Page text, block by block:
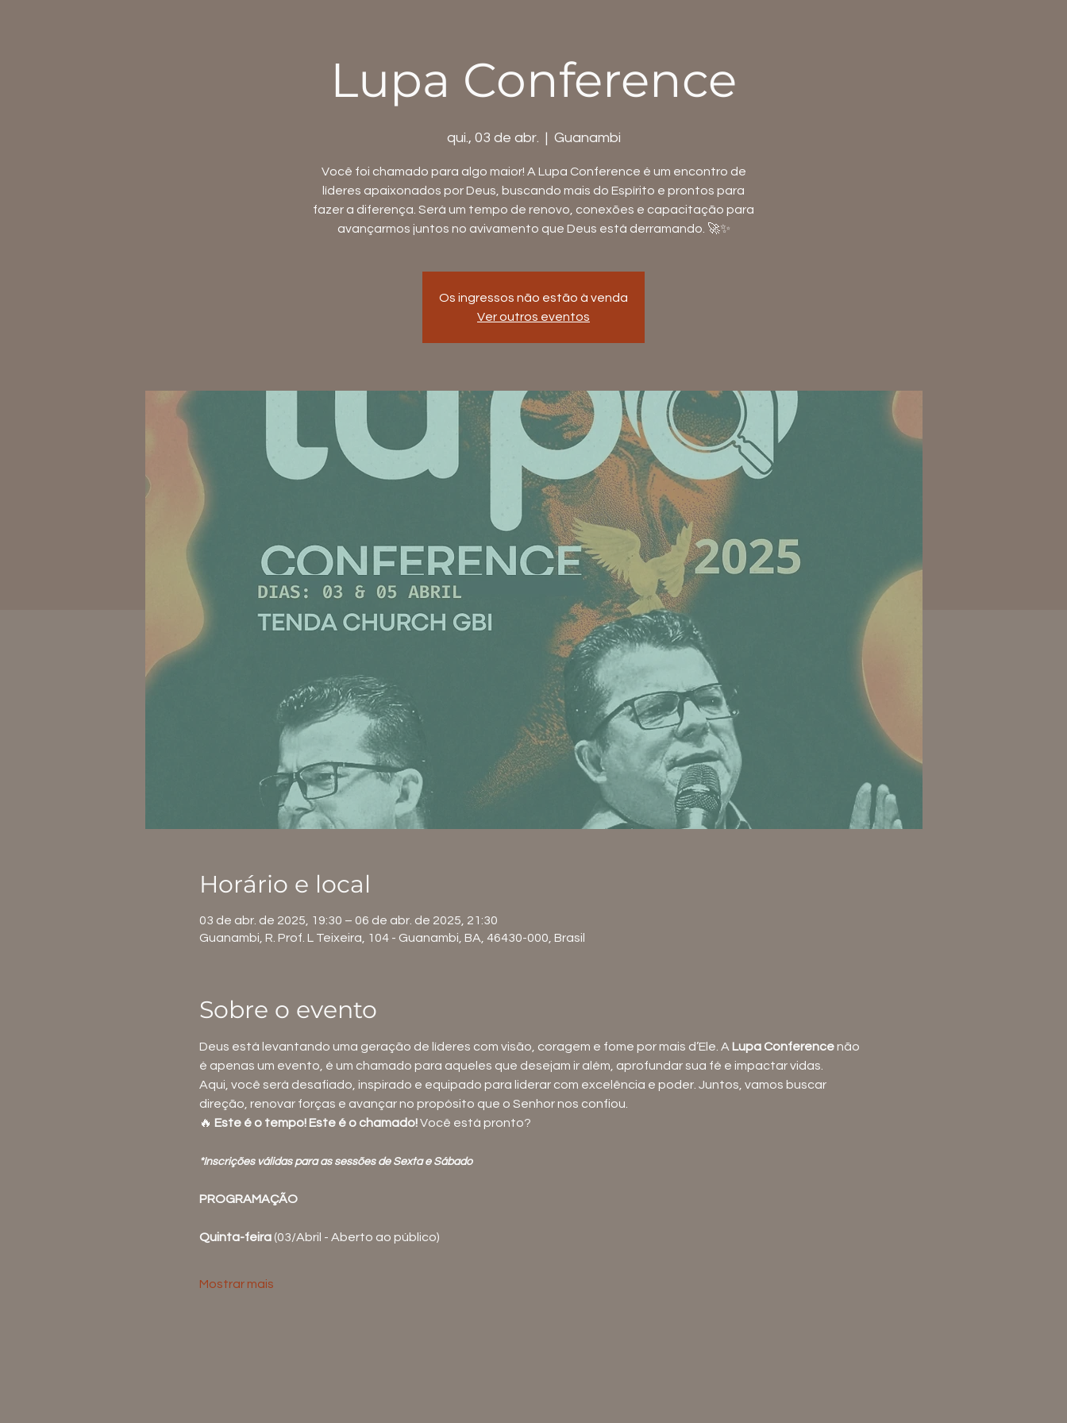
Lupa Conference
qui., 03 de abr.
  |
Guanambi
Você foi chamado para algo maior! A Lupa Conference é um encontro de
líderes apaixonados por Deus, buscando mais do Espírito e prontos para
fazer a diferença. Será um tempo de renovo, conexões e capacitação para
avançarmos juntos no avivamento que Deus está derramando. 🚀✨
Os ingressos não estão à venda
Ver outros eventos
Horário e local
03 de abr. de 2025, 19:30 – 06 de abr. de 2025, 21:30
Guanambi, R. Prof. L Teixeira, 104 - Guanambi, BA, 46430-000, Brasil
Sobre o evento
Deus está levantando uma geração de líderes com visão, coragem e fome por mais d’Ele. A Lupa Conference não
é apenas um evento, é um chamado para aqueles que desejam ir além, aprofundar sua fé e impactar vidas.
Aqui, você será desafiado, inspirado e equipado para liderar com excelência e poder. Juntos, vamos buscar
direção, renovar forças e avançar no propósito que o Senhor nos confiou.
🔥 Este é o tempo! Este é o chamado! Você está pronto?
*Inscrições válidas para as sessões de Sexta e Sábado
PROGRAMAÇÃO
Quinta-feira (03/Abril - Aberto ao público)
Mostrar mais